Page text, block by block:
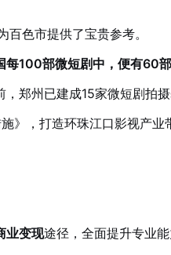
百色市提供了宝贵参考。
每100部微短剧中，便有60
郑州已建成15家微短剧拍
》，打造环珠江口影视产业
业变现途径，全面提升专业能